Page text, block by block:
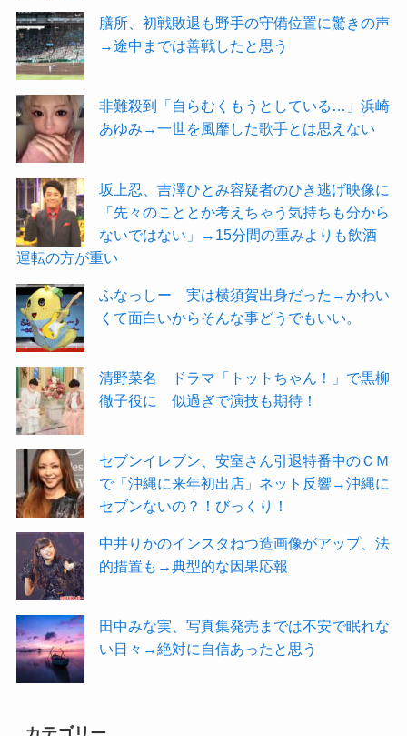
膳所、初戦敗退も野手の守備位置に驚きの声
→途中までは善戦したと思う
非難殺到「自らむくもうとしている…」浜崎
あゆみ→一世を風靡した歌手とは思えない
坂上忍、吉澤ひとみ容疑者のひき逃げ映像に
「先々のこととか考えちゃう気持ちも分から
ないではない」→15分間の重みよりも飲酒
運転の方が重い
ふなっしー 実は横須賀出身だった→かわい
くて面白いからそんな事どうでもいい。
清野菜名 ドラマ「トットちゃん！」で黒柳
徹子役に 似過ぎで演技も期待！
セブンイレブン、安室さん引退特番中のＣＭ
で「沖縄に来年初出店」ネット反響→沖縄に
セブンないの？！びっくり！
中井りかのインスタねつ造画像がアップ、法
的措置も→典型的な因果応報
田中みな実、写真集発売までは不安で眠れな
い日々→絶対に自信あったと思う